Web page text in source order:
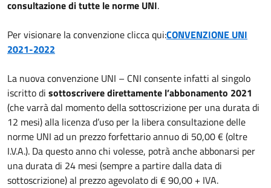
consultazione di tutte le norme UNI.
Per visionare la convenzione clicca qui:CONVENZIONE UNI
2021-2022
La nuova convenzione UNI – CNI consente infatti al singolo
iscritto di sottoscrivere direttamente l’abbonamento 2021
(che varrà dal momento della sottoscrizione per una durata di
12 mesi) alla licenza d’uso per la libera consultazione delle
norme UNI ad un prezzo forfettario annuo di 50,00 € (oltre
I.V.A.). Da questo anno chi volesse, potrà anche abbonarsi per
una durata di 24 mesi (sempre a partire dalla data di
sottoscrizione) al prezzo agevolato di € 90,00 + IVA.